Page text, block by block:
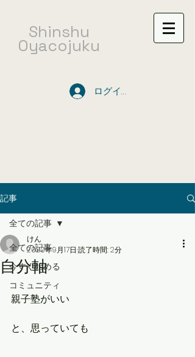
​Shinshu
Oyacojuku
ログイン
記事
全ての記事
今すぐ始める
コミュニティ
全ての記事
自分軸
けん
2020年9月17日 読了時間: 2分
親子塾がいい
と、思っていても